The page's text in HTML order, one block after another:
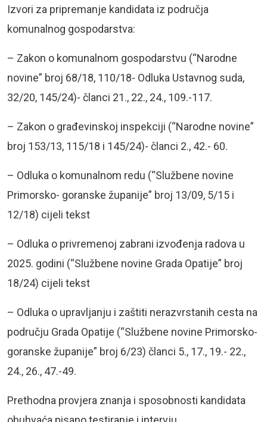
Izvori za pripremanje kandidata iz područja
komunalnog gospodarstva:
– Zakon o komunalnom gospodarstvu (“Narodne
novine” broj 68/18, 110/18- Odluka Ustavnog suda,
32/20, 145/24)- članci 21., 22., 24., 109.-117.
– Zakon o građevinskoj inspekciji (“Narodne novine”
broj 153/13, 115/18 i 145/24)- članci 2., 42.- 60.
– Odluka o komunalnom redu (“Službene novine
Primorsko- goranske županije” broj 13/09, 5/15 i
12/18) cijeli tekst
– Odluka o privremenoj zabrani izvođenja radova u
2025. godini (“Službene novine Grada Opatije” broj
18/24) cijeli tekst
– Odluka o upravljanju i zaštiti nerazvrstanih cesta na
području Grada Opatije (“Službene novine Primorsko-
goranske županije” broj 6/23) članci 5., 17., 19.- 22.,
24., 26., 47.-49.
Prethodna provjera znanja i sposobnosti kandidata